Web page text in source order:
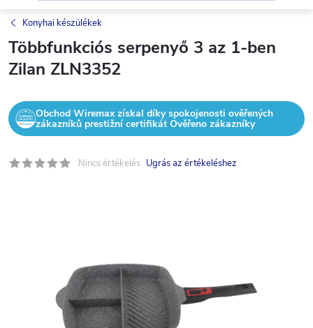
Konyhai készülékek
Többfunkciós serpenyő 3 az 1-ben
Zilan ZLN3352
Obchod Wiremax získal díky spokojenosti ověřených
zákazníků prestižní certifikát Ověřeno zákazníky
Nincs értékelés Ugrás az értékeléshez